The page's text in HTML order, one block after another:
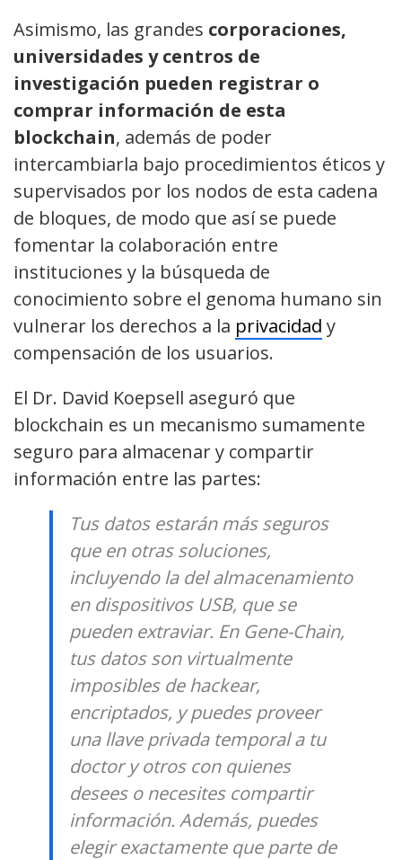
Asimismo, las grandes corporaciones,
universidades y centros de
investigación pueden registrar o
comprar información de esta
blockchain, además de poder
intercambiarla bajo procedimientos éticos y
supervisados por los nodos de esta cadena
de bloques, de modo que así se puede
fomentar la colaboración entre
instituciones y la búsqueda de
conocimiento sobre el genoma humano sin
vulnerar los derechos a la privacidad y
compensación de los usuarios.
El Dr. David Koepsell aseguró que
blockchain es un mecanismo sumamente
seguro para almacenar y compartir
información entre las partes:
Tus datos estarán más seguros
que en otras soluciones,
incluyendo la del almacenamiento
en dispositivos USB, que se
pueden extraviar. En Gene-Chain,
tus datos son virtualmente
imposibles de hackear,
encriptados, y puedes proveer
una llave privada temporal a tu
doctor y otros con quienes
desees o necesites compartir
información. Además, puedes
elegir exactamente que parte de